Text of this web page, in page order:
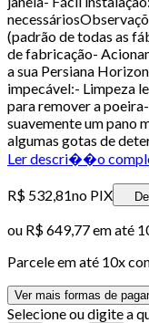
(padrão de todas as
de fabricação-
a sua Persiana
impecável:- Limpeza
para remover a
suavemente um pano
algumas gotas de
Ler descri��o
R$ 532,81no PIX
ou R$ 649,77em até
Parcele em até 10x
Ver mais formas de
Selecione ou digite a